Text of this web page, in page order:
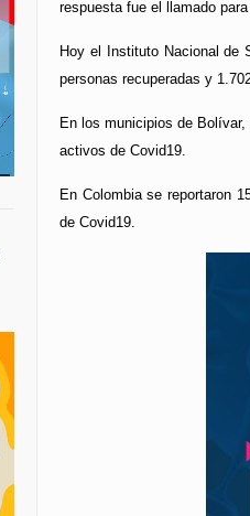
respuesta fue el llamado
Hoy el Instituto Nacional de
personas recuperadas y
En los municipios de
activos de Covid19.
En Colombia se reportaron
de Covid19.